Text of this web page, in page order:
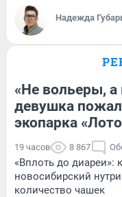
Надежда
«Не вольеры,
девушка
экопарка
19 часов 8 867
«Вплоть до диареи»:
новосибирский
количество чашек